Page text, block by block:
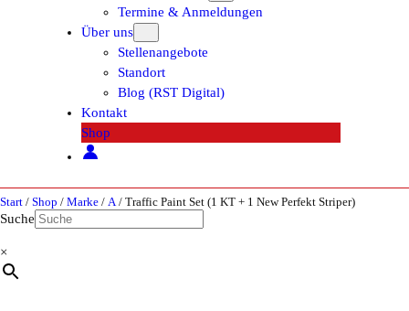
Termine & Anmeldungen
Über uns
Stellenangebote
Standort
Blog (RST Digital)
Kontakt
Shop
Start / Shop / Marke / A/ Traffic Paint Set (1 KT + 1 New Perfekt Striper)
Suche
×